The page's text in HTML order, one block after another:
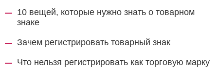
10 вещей, которые нужно знать о товарном
знаке
Зачем регистрировать товарный знак
Что нельзя регистрировать как торговую марку